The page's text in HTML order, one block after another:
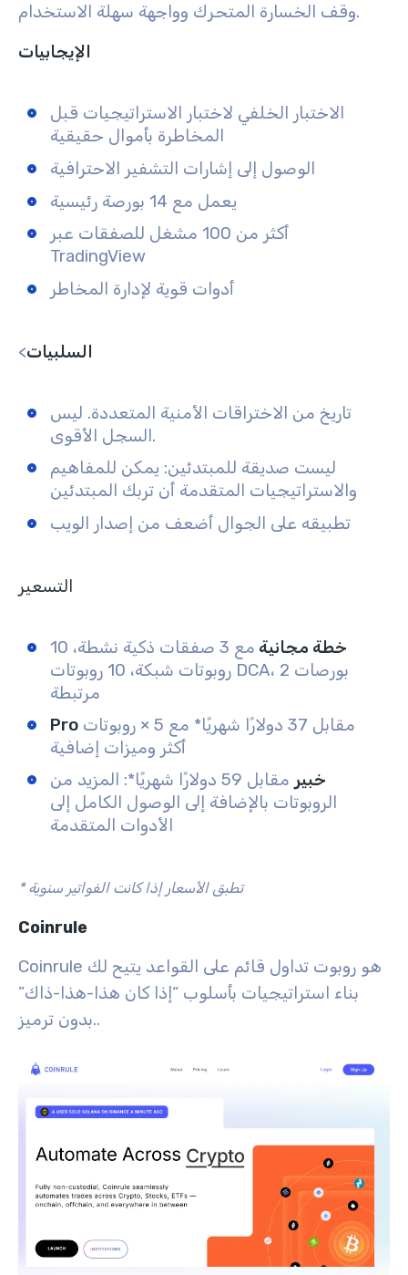
وقف الخسارة المتحرك وواجهة سهلة الاستخدام.
الإيجابيات
الاختبار الخلفي لاختبار الاستراتيجيات قبل
المخاطرة بأموال حقيقية
الوصول إلى إشارات التشفير الاحترافية
يعمل مع 14 بورصة رئيسية
أكثر من 100 مشغل للصفقات عبر
TradingView
أدوات قوية لإدارة المخاطر
<السلبيات
تاريخ من الاختراقات الأمنية المتعددة. ليس
السجل الأقوى.
ليست صديقة للمبتدئين: يمكن للمفاهيم
والاستراتيجيات المتقدمة أن تربك المبتدئين
تطبيقه على الجوال أضعف من إصدار الويب
التسعير
خطة مجانية
مع 3 صفقات ذكية نشطة، 10
روبوتات شبكة، 10 روبوتات DCA، 2 بورصات
مرتبطة
Pro
أكثر وميزات إضافية
خبير
مقابل 59 دولارًا شهريًا*: المزيد من
الروبوتات بالإضافة إلى الوصول الكامل إلى
الأدوات المتقدمة
* تطبق الأسعار إذا كانت الفواتير سنوية
Coinrule
Coinrule هو روبوت تداول قائم على القواعد يتيح لك
بناء استراتيجيات بأسلوب “إذا كان هذا-هذا-ذاك”
بدون ترميز..